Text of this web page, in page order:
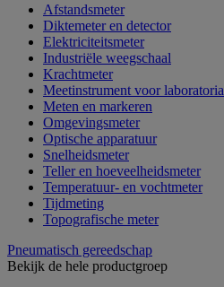
Afstandsmeter
Diktemeter en detector
Elektriciteitsmeter
Industriële weegschaal
Krachtmeter
Meetinstrument voor laboratoria
Meten en markeren
Omgevingsmeter
Optische apparatuur
Snelheidsmeter
Teller en hoeveelheidsmeter
Temperatuur- en vochtmeter
Tijdmeting
Topografische meter
Pneumatisch gereedschap
Bekijk de hele productgroep